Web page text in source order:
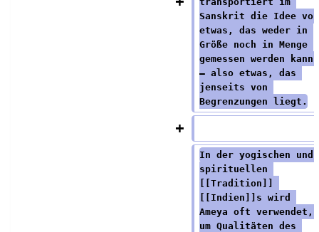
n
Sanskrit die Idee
etwas, das weder in
Größe noch in Menge
gemessen werden kann
— also etwas, das
jenseits von
Begrenzungen liegt.
In der yogischen und
spirituellen
[[Tradition]]
[[Indien]]s wird
Ameya oft verwendet,
um Qualitäten des